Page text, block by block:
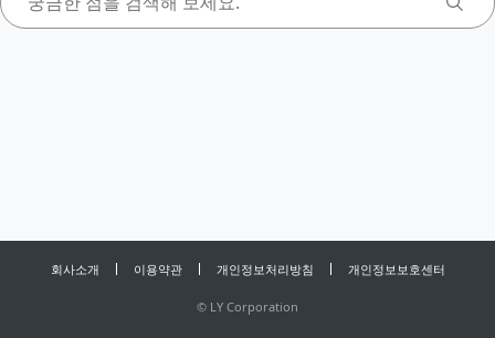
회사소개 이용약관 개인정보처리방침 개인정보보호센터
© LY Corporation